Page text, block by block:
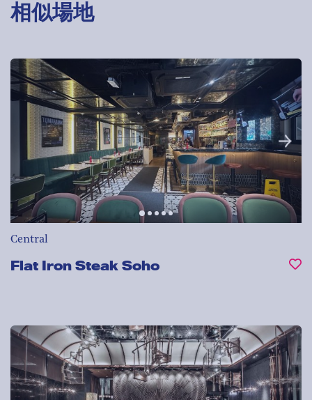
相似場地
Central
Flat Iron Steak Soho